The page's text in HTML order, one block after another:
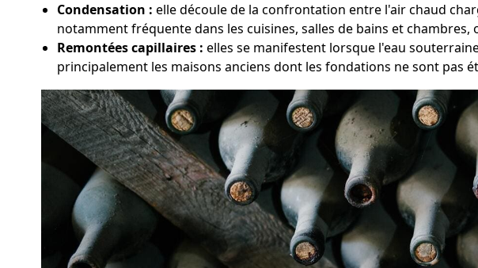
Condensation : elle découle de la confrontation entre l'air chaud
notamment fréquente dans les cuisines, salles de bains et
Remontées capillaires : elles se manifestent lorsque l'eau
principalement les maisons anciens dont les fondations ne sont pas